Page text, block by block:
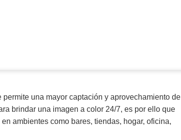
una mayor captación y aprovechamiento de
brindar una imagen a color 24/7, es por ello que
ambientes como bares, tiendas, hogar, oficina,